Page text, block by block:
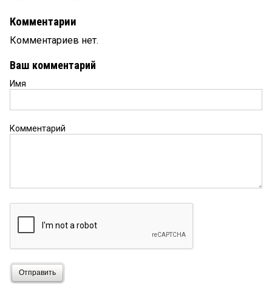
Комментарии
Комментариев нет.
Ваш комментарий
Имя
Комментарий
Отправить